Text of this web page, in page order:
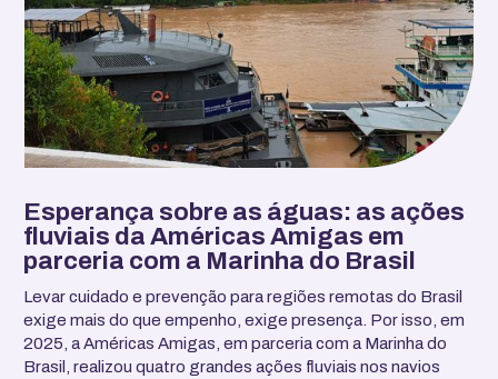
Esperança sobre as águas: as ações
fluviais da Américas Amigas em
parceria com a Marinha do Brasil
Levar cuidado e prevenção para regiões remotas do Brasil
exige mais do que empenho, exige presença. Por isso, em
2025, a Américas Amigas, em parceria com a Marinha do
Brasil, realizou quatro grandes ações fluviais nos navios